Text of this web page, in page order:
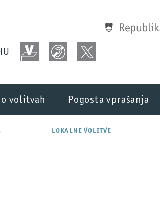
Republika
LOKALNE VOLITVE
volitvah Pogosta vprašanja